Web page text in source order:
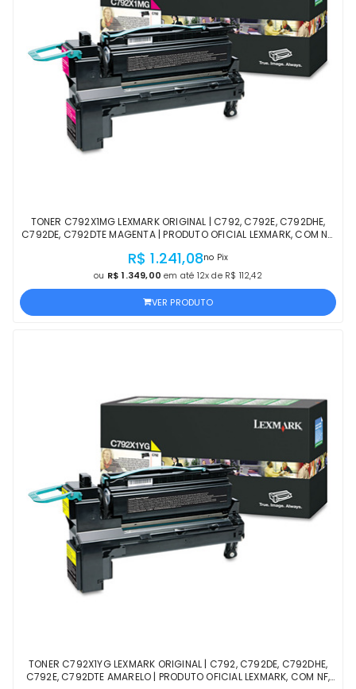
TONER C792X1MG LEXMARK ORIGINAL | C792, C792E, C792DHE,
C792DE, C792DTE MAGENTA | PRODUTO OFICIAL LEXMARK, COM NF,
R$ 1.241,08no Pix
ou R$ 1.349,00 em até 12x de R$ 112,42
VER PRODUTO
TONER C792X1YG LEXMARK ORIGINAL | C792, C792DE, C792DHE,
C792E, C792DTE AMARELO | PRODUTO OFICIAL LEXMARK, COM NF,